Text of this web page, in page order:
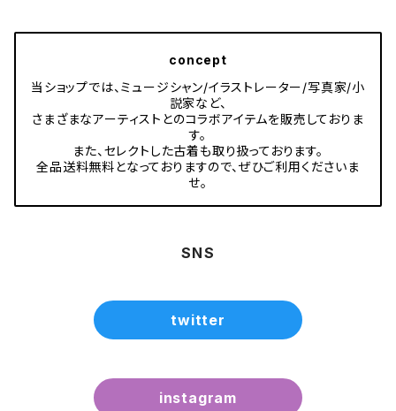
concept
当ショップでは、ミュージシャン/イラストレーター/写真家/小
説家など、
さまざまなアーティストとのコラボアイテムを販売しておりま
す。
また、セレクトした古着も取り扱っております。
全品送料無料となっておりますので、ぜひご利用くださいま
せ。
SNS
twitter
instagram